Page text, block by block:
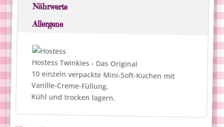
Nährwerte
Allergene
Hostess Twinkies - Das Original
10 einzeln verpackte Mini-Soft-Kuchen mit
Vanille-Creme-Füllung.
Kühl und trocken lagern.